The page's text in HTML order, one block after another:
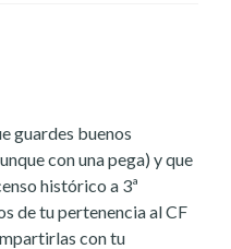
guardes buenos
con una pega) y que
histórico a 3ª
de tu pertenencia al CF
con tu